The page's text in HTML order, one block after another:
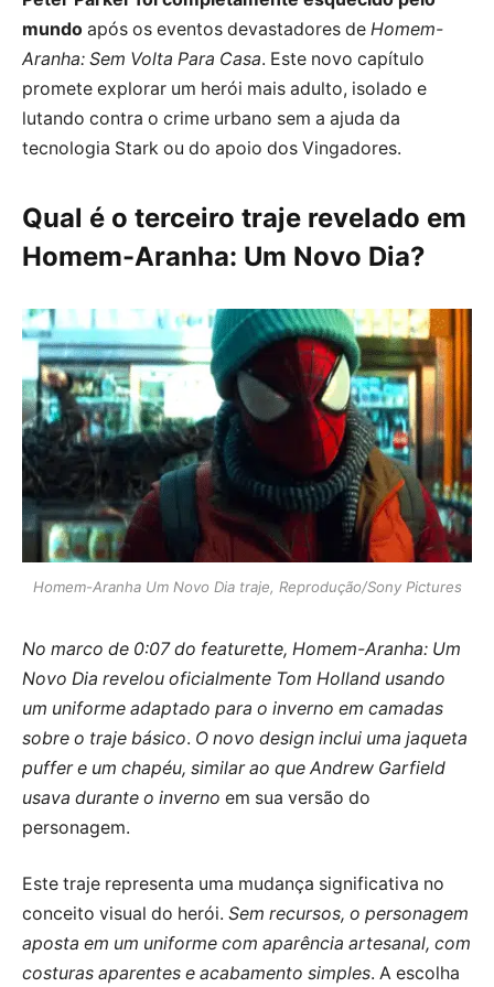
mundo após os eventos devastadores de Homem-
Aranha: Sem Volta Para Casa. Este novo capítulo
promete explorar um herói mais adulto, isolado e
lutando contra o crime urbano sem a ajuda da
tecnologia Stark ou do apoio dos Vingadores.
Qual é o terceiro traje revelado em
Homem-Aranha: Um Novo Dia?
Homem-Aranha Um Novo Dia traje, Reprodução/Sony Pictures
No marco de 0:07 do featurette, Homem-Aranha: Um
Novo Dia revelou oficialmente Tom Holland usando
um uniforme adaptado para o inverno em camadas
sobre o traje básico. O novo design inclui uma jaqueta
puffer e um chapéu, similar ao que Andrew Garfield
usava durante o inverno em sua versão do
personagem.
Este traje representa uma mudança significativa no
conceito visual do herói. Sem recursos, o personagem
aposta em um uniforme com aparência artesanal, com
costuras aparentes e acabamento simples. A escolha